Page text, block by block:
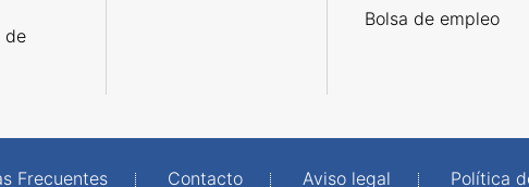
de
Bolsa de empleo
Frecuentes Contacto Aviso legal Política